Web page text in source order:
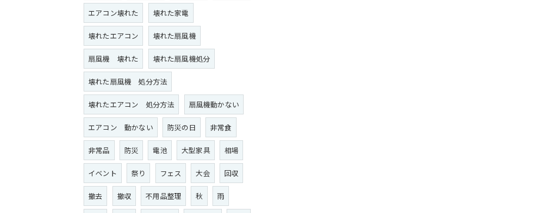
エアコン壊れた 壊れた家電
壊れたエアコン 壊れた扇風機
扇風機 壊れた 壊れた扇風機処分
壊れた扇風機 処分方法
壊れたエアコン 処分方法 扇風機動かない
エアコン 動かない 防災の日 非常食
非常品 防災 電池 大型家具 相場
イベント 祭り フェス 大会 回収
撤去 撤収 不用品整理 秋 雨